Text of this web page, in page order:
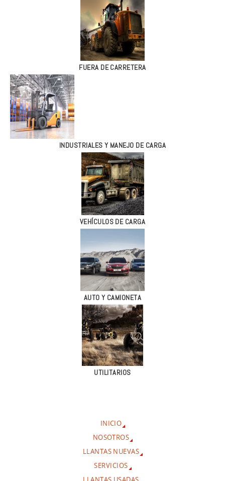
FUERA DE CARRETERA
INDUSTRIALES Y MANEJO DE CARGA
VEHÍCULOS DE CARGA
AUTO Y CAMIONETA
UTILITARIOS
INICIO
NOSOTROS
LLANTAS NUEVAS
SERVICIOS